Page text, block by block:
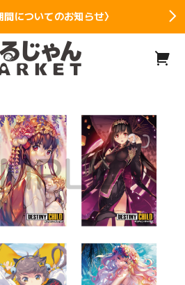
間についてのお知らせ〉